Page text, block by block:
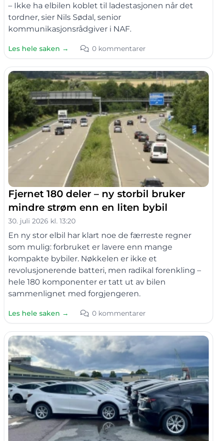
– Ikke ha elbilen koblet til ladestasjonen når det
tordner, sier Nils Sødal, senior
kommunikasjonsrådgiver i NAF.
Les hele saken → 0 kommentarer
Fjernet 180 deler – ny storbil bruker
mindre strøm enn en liten bybil
30. juli 2026 kl. 13:20
En ny stor elbil har klart noe de færreste regner
som mulig: forbruket er lavere enn mange
kompakte bybiler. Nøkkelen er ikke et
revolusjonerende batteri, men radikal forenkling –
hele 180 komponenter er tatt ut av bilen
sammenlignet med forgjengeren.
Les hele saken → 0 kommentarer